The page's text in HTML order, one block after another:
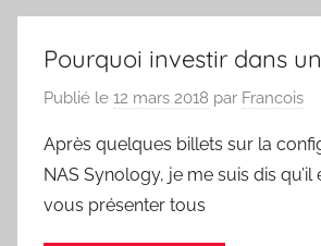
Pourquoi investir dans
Publié le 12 mars 2018 par Francois
Après quelques billets sur la
NAS Synology, je me suis dis qu’il
vous présenter tous